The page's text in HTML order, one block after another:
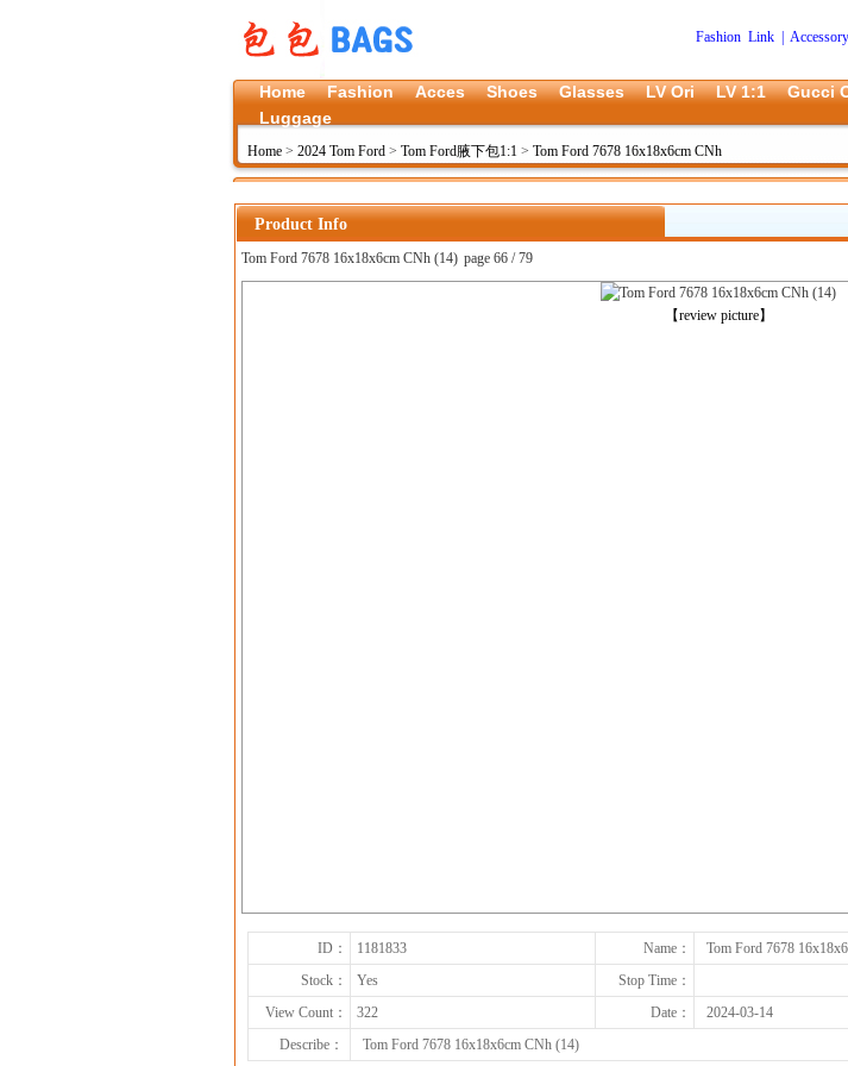
Fashion Link
Home Fashion Acces Shoes Glasses LV Ori LV 1:1 Gucci
Luggage
Home > 2024 Tom Ford > Tom Ford腋下包1:1 > Tom Ford 7678 16x18x6cm CNh
Product Info
Tom Ford 7678 16x18x6cm CNh (14) page 66 / 79
【review picture】
上一张
ID： 1181833 Name：
Tom Ford 7678
Stock：
Yes
Stop Time：
View Count：
322 Date：
2024-03-14
Describe：
Tom Ford 7678 16x18x6cm CNh (14)